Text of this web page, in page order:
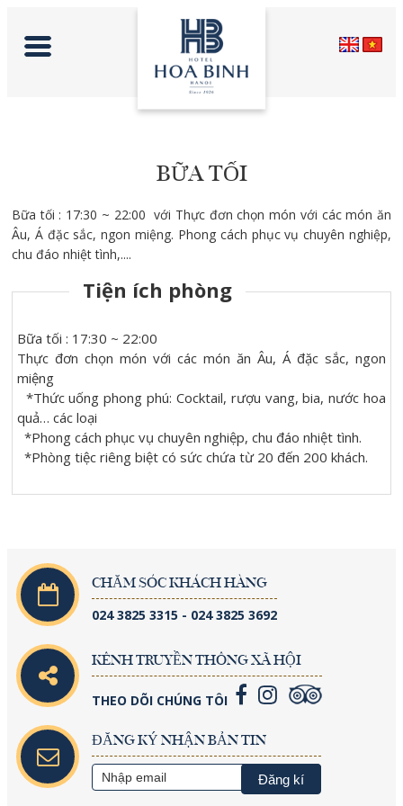
BỮA TỐI
Bữa tối : 17:30 ~ 22:00 với Thực đơn chọn món với các món ăn
Âu, Á đặc sắc, ngon miệng. Phong cách phục vụ chuyên nghiệp,
chu đáo nhiệt tình,....
Tiện ích phòng
Bữa tối : 17:30 ~ 22:00
Thực đơn chọn món với các món ăn Âu, Á đặc sắc, ngon
miệng
*Thức uống phong phú: Cocktail, rượu vang, bia, nước hoa
quả… các loại
*Phong cách phục vụ chuyên nghiệp, chu đáo nhiệt tình.
*Phòng tiệc riêng biệt có sức chứa từ 20 đến 200 khách.
CHĂM SÓC KHÁCH HÀNG
024 3825 3315 - 024 3825 3692
KÊNH TRUYỀN THÔNG XÃ HỘI
THEO DÕI CHÚNG TÔI
ĐĂNG KÝ NHẬN BẢN TIN